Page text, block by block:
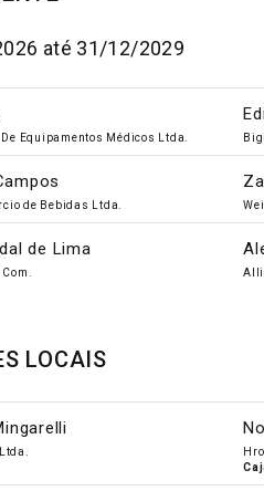
até 31/12/2029
Equipamentos Médicos Ltda.
de Bebidas Ltda.
de Lima
LOCAIS